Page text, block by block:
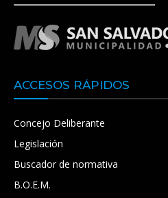
ACCESOS RÁPIDOS
Concejo Deliberante
Legislación
Buscador de normativa
B.O.E.M.